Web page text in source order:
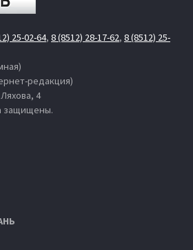
25-02-64, 8 (8512) 28-17-62, 8 (8512) 25-
редакция)
4
защищены.